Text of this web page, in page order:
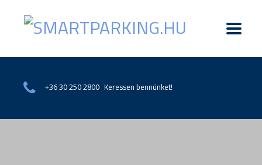
+36 30 250 2800 Keressen bennünket!